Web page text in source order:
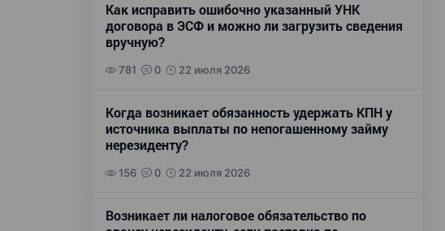
Как исправить ошибочно указанный УНК
договора в ЭСФ и можно ли загрузить сведения
вручную?
781 0 22 июля 2026
Когда возникает обязанность удержать КПН у
источника выплаты по непогашенному займу
нерезиденту?
156 0 22 июля 2026
Возникает ли налоговое обязательство по